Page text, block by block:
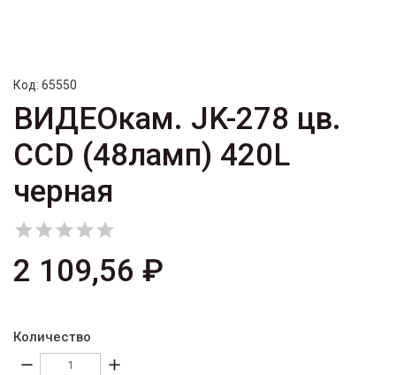
Код: 65550
ВИДЕОкам. JK-278 цв.
CCD (48ламп) 420L
черная

2 109,56 ₽
Количество
remove add